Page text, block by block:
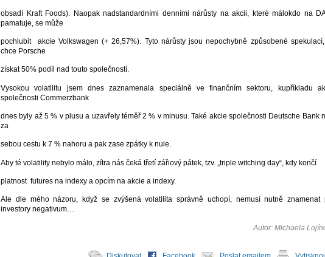
obsadí Kraft Foods). Naopak nadstandardními denními nárůsty na akcii, které málokdo na
pamatuje, se může
pochlubit akcie Volkswagen (+ 26,57%). Tyto nárůsty jsou nepochybně způsobené
chce Porsche
získat 50% podíl nad touto společností.
Vysokou volatilitu jsem dnes zaznamenala speciálně ve finančním sektoru, kupříkladu
společnosti Commerzbank
dnes byly až 5 % v plusu a uzavřely téměř 2 % v minusu. Také akcie společnosti Deutsche Bank
za
sebou cestu k 7 % nahoru a pak zase zpátky k nule.
Aby té volatility nebylo málo, zítra nás čeká třetí zářiový pátek, tzv. „triple witching day“, kdy končí
platnost futures na indexy a opcím na akcie a indexy.
Ale dle mého názoru, když se zvýšená volatilita správně uchopí, nemusí nutně znamenat
investory negativum…
Autor: Michaela